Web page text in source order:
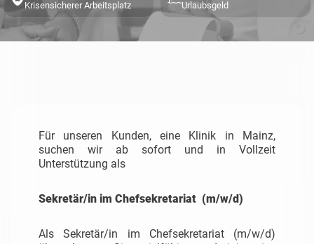
Krisensicherer Arbeitsplatz Urlaubsgeld
Für unseren Kunden, eine Klinik in Mainz,
suchen wir ab sofort und in Vollzeit
Unterstützung als
Sekretär/in im Chefsekretariat (m/w/d)
Als Sekretär/in im Chefsekretariat (m/w/d)